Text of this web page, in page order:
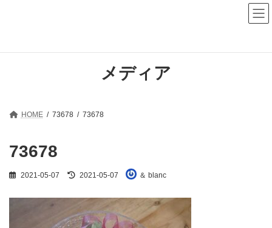
メディア
HOME 73678 73678
73678
2021-05-07
最
日
時
2021-05-07 ＆ blanc